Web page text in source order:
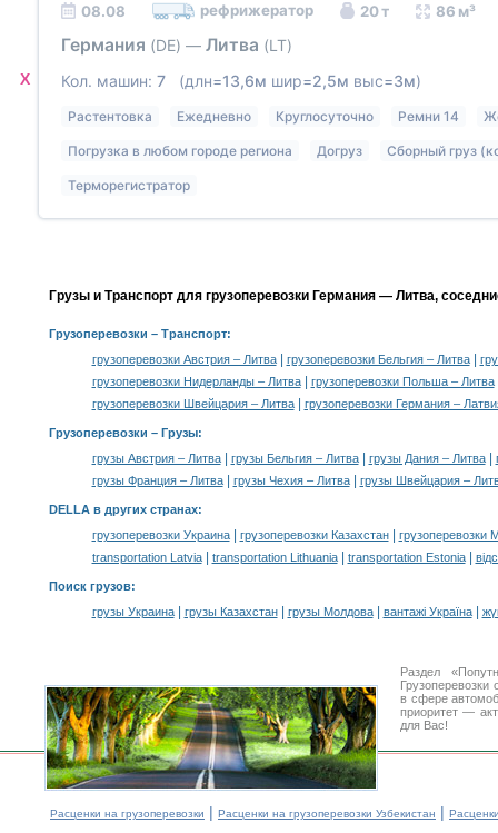
X
08.08 рефрижератор 20 т 86 м³
Германия (DE) — Литва (LT)
Кол. машин: 7 (длн=13,6м шир=2,5м выс=3м)
Растентовка Ежедневно Круглосуточно Ремни 14
Погрузка в любом городе региона Догруз Сборный груз
Терморегистратор
Грузы и Транспорт для грузоперевозки Германия — Литва,
Грузоперевозки – Транспорт:
грузоперевозки Австрия – Литва| грузоперевозки Бельгия – Литва|
грузоперевозки Нидерланды – Литва| грузоперевозки Польша – Литва
грузоперевозки Швейцария – Литва| грузоперевозки Германия –
Грузоперевозки – Грузы:
грузы Австрия – Литва| грузы Бельгия – Литва| грузы Дания – Литва|
грузы Франция – Литва| грузы Чехия – Литва| грузы Швейцария –
DELLA в других странах:
грузоперевозки Украина| грузоперевозки Казахстан|
грузоперевозки
transportation Latvia| transportation Lithuania| transportation Estonia|
Поиск грузов:
грузы Украина| грузы Казахстан| грузы Молдова| вантажі Україна|
Раздел
в сфере
приоритет —
для Вас!
Расценки на грузоперевозки | Расценки на грузоперевозки Узбекистан |